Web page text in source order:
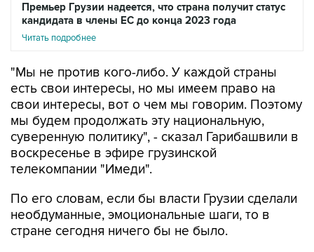
Премьер Грузии надеется, что страна получит статус
кандидата в члены ЕС до конца 2023 года
Читать подробнее
"Мы не против кого-либо. У каждой страны
есть свои интересы, но мы имеем право на
свои интересы, вот о чем мы говорим. Поэтому
мы будем продолжать эту национальную,
суверенную политику", - сказал Гарибашвили в
воскресенье в эфире грузинской
телекомпании "Имеди".
По его словам, если бы власти Грузии сделали
необдуманные, эмоциональные шаги, то в
стране сегодня ничего бы не было.